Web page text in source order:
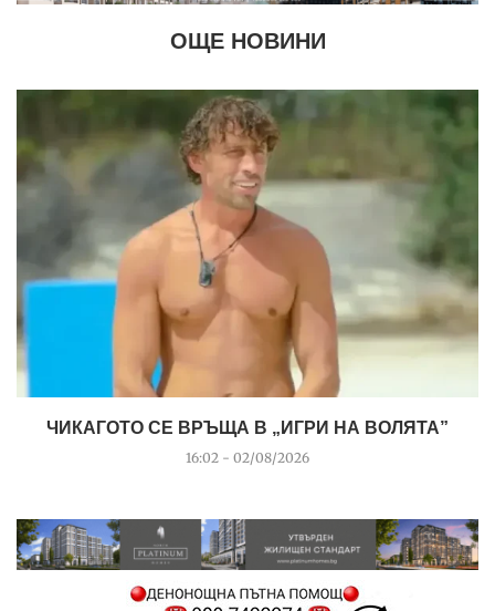
ОЩЕ НОВИНИ
ЧИКАГОТО СЕ ВРЪЩА В „ИГРИ НА ВОЛЯТА”
16:02 - 02/08/2026